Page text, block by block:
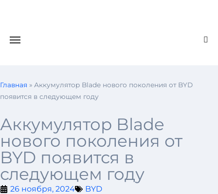
Главная » Аккумулятор Blade нового поколения от BYD
появится в следующем году
Аккумулятор Blade
нового поколения от
BYD появится в
следующем году
26 ноября, 2024 BYD